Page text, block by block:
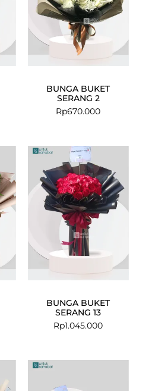
BUNGA BUKET
SERANG 2
Rp670.000
BUNGA BUKET
SERANG 13
Rp1.045.000